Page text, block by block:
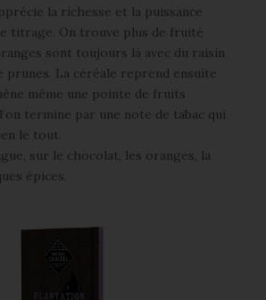
la richesse et la puissance
titrage. On trouve plus de fruité
sont toujours là avec du raisin
prunes. La céréale reprend ensuite
même une pointe de fruits
termine par une note de tabac qui
le tout.
sur le chocolat, les oranges, la
épices.